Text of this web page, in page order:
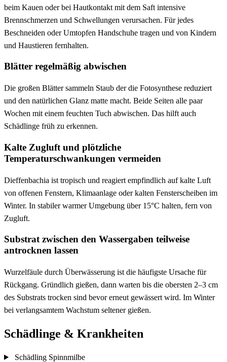
beim Kauen oder bei Hautkontakt mit dem Saft intensive
Brennschmerzen und Schwellungen verursachen. Für jedes
Beschneiden oder Umtopfen Handschuhe tragen und von Kindern
und Haustieren fernhalten.
Blätter regelmäßig abwischen
Die großen Blätter sammeln Staub der die Fotosynthese reduziert
und den natürlichen Glanz matte macht. Beide Seiten alle paar
Wochen mit einem feuchten Tuch abwischen. Das hilft auch
Schädlinge früh zu erkennen.
Kalte Zugluft und plötzliche
Temperaturschwankungen vermeiden
Dieffenbachia ist tropisch und reagiert empfindlich auf kalte Luft
von offenen Fenstern, Klimaanlage oder kalten Fensterscheiben im
Winter. In stabiler warmer Umgebung über 15°C halten, fern von
Zugluft.
Substrat zwischen den Wassergaben teilweise
antrocknen lassen
Wurzelfäule durch Überwässerung ist die häufigste Ursache für
Rückgang. Gründlich gießen, dann warten bis die obersten 2–3 cm
des Substrats trocken sind bevor erneut gewässert wird. Im Winter
bei verlangsamtem Wachstum seltener gießen.
Schädlinge & Krankheiten
Schädling Spinnmilbe